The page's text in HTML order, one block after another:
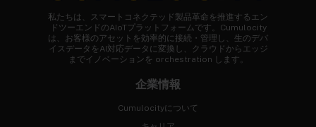
私たちは、スマートコネクテッド製品革命を推進するエン
ドツーエンドのAIoTプラットフォームです。Cumulocity
は、お客様のアセットを効率的に接続・管理し、生のデバ
イスデータをAI対応データに変換し、クラウドからエッジ
までイノベーションを orchestration します。
企業情報
Cumulocityについて